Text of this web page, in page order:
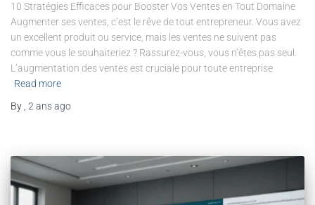
10 Stratégies Efficaces pour Booster Vos Ventes en Tout Domaine
Augmenter ses ventes, c’est le rêve de tout entrepreneur. Vous avez
un excellent produit ou service, mais les ventes ne suivent pas
comme vous le souhaiteriez ? Rassurez-vous, vous n’êtes pas seul.
L’augmentation des ventes est cruciale pour toute entreprise
Read more
By , 2 ansago